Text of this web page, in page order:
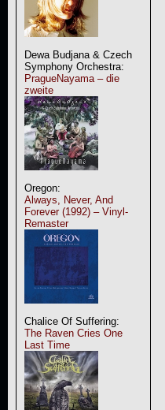
Dewa Budjana & Czech
Symphony Orchestra:
PragueNayama – die
zweite
Oregon:
Always, Never, And
Forever (1992) – Vinyl-
Remaster
Chalice Of Suffering:
The Raven Cries One
Last Time